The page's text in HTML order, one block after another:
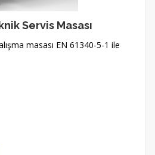
Servis Masası
masası EN 61340-5-1 ile